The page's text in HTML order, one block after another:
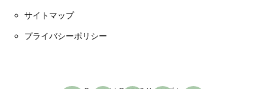
サイトマップ
プライバシーポリシー